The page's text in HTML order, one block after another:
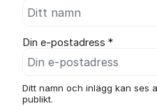
Din e-postadress *
Ditt namn och inlägg kan ses
publikt.